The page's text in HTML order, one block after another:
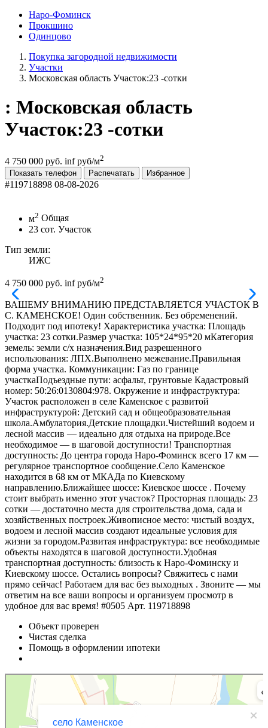
Наро-Фоминск
Прокшино
Одинцово
Покупка загородной недвижимости
Участки
Московская область Участок:23 -сотки
: Московская область
Участок:23 -сотки
4 750 000 руб. inf руб/м2
Показать телефон
Распечатать Избранное
#119718898 08-08-2026
м2 Общая
23 сот. Участок
Тип земли:
ИЖС
4 750 000 руб. inf руб/м2
ВАШЕМУ ВНИМАНИЮ ПРЕДСТАВЛЯЕТСЯ УЧАСТОК В
С. КАМЕНСКОЕ! Один собственник. Без обременений.
Подходит под ипотеку! Характеристика участка: Площадь
участка: 23 сотки.Размер участка: 105*24*95*20 мКатегория
земель: земли с/х назначения.Вид разрешенного
использования: ЛПХ.Выполнено межевание.Правильная
форма участка. Коммуникации: Газ по границе
участкаПодъездные пути: асфальт, грунтовые Кадастровый
номер: 50:26:0130804:978. Окружение и инфраструктура:
Участок расположен в селе Каменское с развитой
инфраструктурой: Детский сад и общеобразовательная
школа.Амбулатория.Детские площадки.Чистейший водоем и
лесной массив — идеально для отдыха на природе.Все
необходимое — в шаговой доступности! Транспортная
доступность: До центра города Наро-Фоминск всего 17 км —
регулярное транспортное сообщение.Село Каменское
находится в 68 км от МКАДа по Киевскому
направлению.Ближайшее шоссе: Киевское шоссе . Почему
стоит выбрать именно этот участок? Просторная площадь: 23
сотки — достаточно места для строительства дома, сада и
хозяйственных построек.Живописное место: чистый воздух,
водоем и лесной массив создают идеальные условия для
жизни за городом.Развитая инфраструктура: все необходимые
объекты находятся в шаговой доступности.Удобная
транспортная доступность: близость к Наро-Фоминску и
Киевскому шоссе. Остались вопросы? Свяжитесь с нами
прямо сейчас! Работаем для вас без выходных . Звоните — мы
ответим на все ваши вопросы и организуем просмотр в
удобное для вас время! #0505 Арт. 119718898
Объект проверен
Чистая сделка
Помощь в оформлении ипотеки